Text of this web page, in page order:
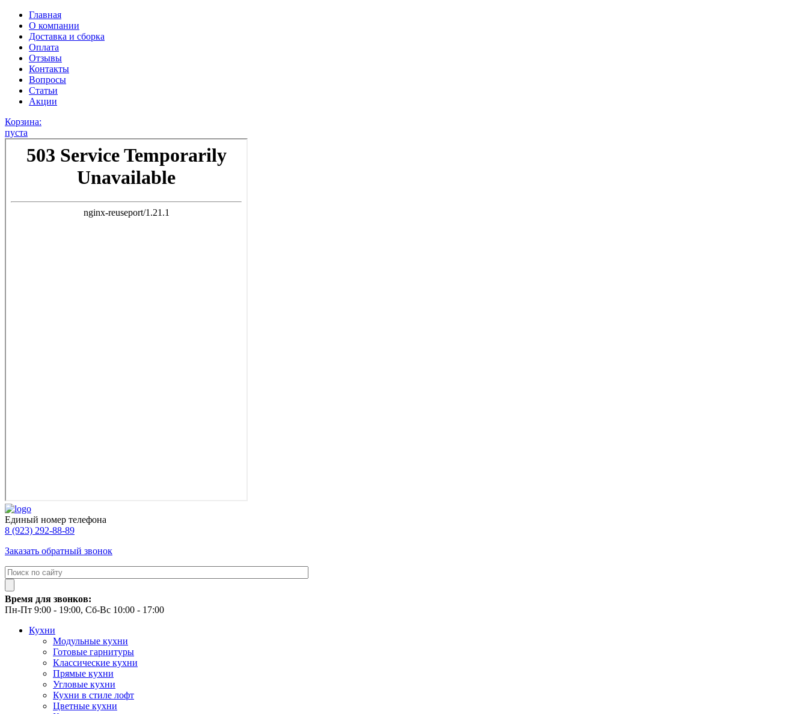
Главная
О компании
Доставка и сборка
Оплата
Отзывы
Контакты
Вопросы
Статьи
Акции
Корзина:
пуста
Единый номер телефона
8 (923) 292-88-89
Заказать обратный звонок
Время для звонков:
Пн-Пт 9:00 - 19:00, Сб-Вс 10:00 - 17:00
Кухни
Модульные кухни
Готовые гарнитуры
Классические кухни
Прямые кухни
Угловые кухни
Кухни в стиле лофт
Цветные кухни